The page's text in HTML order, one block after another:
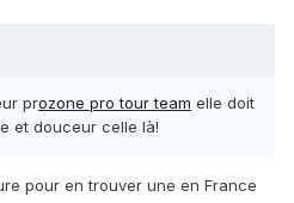
prozone pro tour team elle doit
et douceur celle là!
pour en trouver une en France